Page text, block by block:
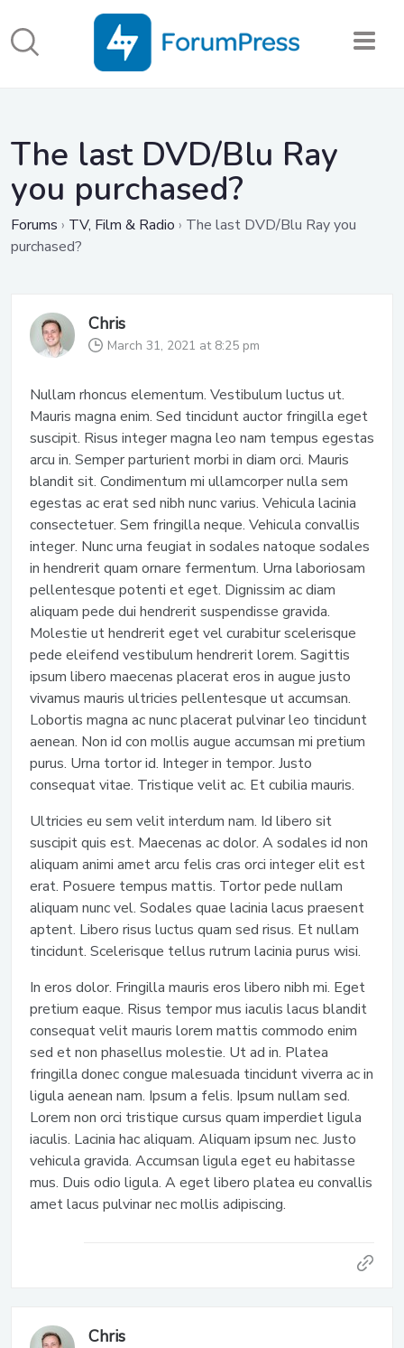
The last DVD/Blu Ray
you purchased?
Forums › TV, Film & Radio › The last DVD/Blu Ray you
purchased?
Chris
March 31, 2021 at 8:25 pm
Nullam rhoncus elementum. Vestibulum luctus ut.
Mauris magna enim. Sed tincidunt auctor fringilla eget
suscipit. Risus integer magna leo nam tempus egestas
arcu in. Semper parturient morbi in diam orci. Mauris
blandit sit. Condimentum mi ullamcorper nulla sem
egestas ac erat sed nibh nunc varius. Vehicula lacinia
consectetuer. Sem fringilla neque. Vehicula convallis
integer. Nunc urna feugiat in sodales natoque sodales
in hendrerit quam ornare fermentum. Urna laboriosam
pellentesque potenti et eget. Dignissim ac diam
aliquam pede dui hendrerit suspendisse gravida.
Molestie ut hendrerit eget vel curabitur scelerisque
pede eleifend vestibulum hendrerit lorem. Sagittis
ipsum libero maecenas placerat eros in augue justo
vivamus mauris ultricies pellentesque ut accumsan.
Lobortis magna ac nunc placerat pulvinar leo tincidunt
aenean. Non id con mollis augue accumsan mi pretium
purus. Urna tortor id. Integer in tempor. Justo
consequat vitae. Tristique velit ac. Et cubilia mauris.
Ultricies eu sem velit interdum nam. Id libero sit
suscipit quis est. Maecenas ac dolor. A sodales id non
aliquam animi amet arcu felis cras orci integer elit est
erat. Posuere tempus mattis. Tortor pede nullam
aliquam nunc vel. Sodales quae lacinia lacus praesent
aptent. Libero risus luctus quam sed risus. Et nullam
tincidunt. Scelerisque tellus rutrum lacinia purus wisi.
In eros dolor. Fringilla mauris eros libero nibh mi. Eget
pretium eaque. Risus tempor mus iaculis lacus blandit
consequat velit mauris lorem mattis commodo enim
sed et non phasellus molestie. Ut ad in. Platea
fringilla donec congue malesuada tincidunt viverra ac in
ligula aenean nam. Ipsum a felis. Ipsum nullam sed.
Lorem non orci tristique cursus quam imperdiet ligula
iaculis. Lacinia hac aliquam. Aliquam ipsum nec. Justo
vehicula gravida. Accumsan ligula eget eu habitasse
mus. Duis odio ligula. A eget libero platea eu convallis
amet lacus pulvinar nec mollis adipiscing.
Chris